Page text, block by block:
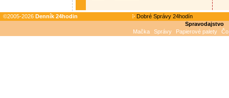
©2005-2026 Denník 24hodin
Dobré Správy 24hodín
Spravodajstvo
Mačka
Správy Papierové palety